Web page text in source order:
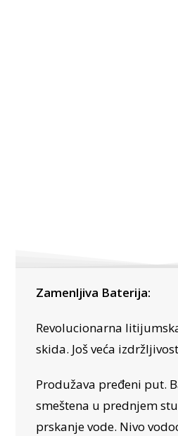
Zamenljiva Baterija:
Revolucionarna
skida. Još veća
Produžava pređeni put.
smeštena u prednjem
prskanje vode. Nivo